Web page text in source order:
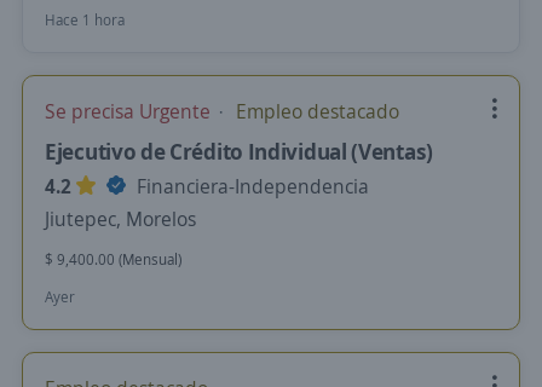
Hace 1 hora
Se precisa Urgente Empleo destacado
Ejecutivo de Crédito Individual (Ventas)
4.2
Financiera-Independencia
Jiutepec, Morelos
$ 9,400.00 (Mensual)
Ayer